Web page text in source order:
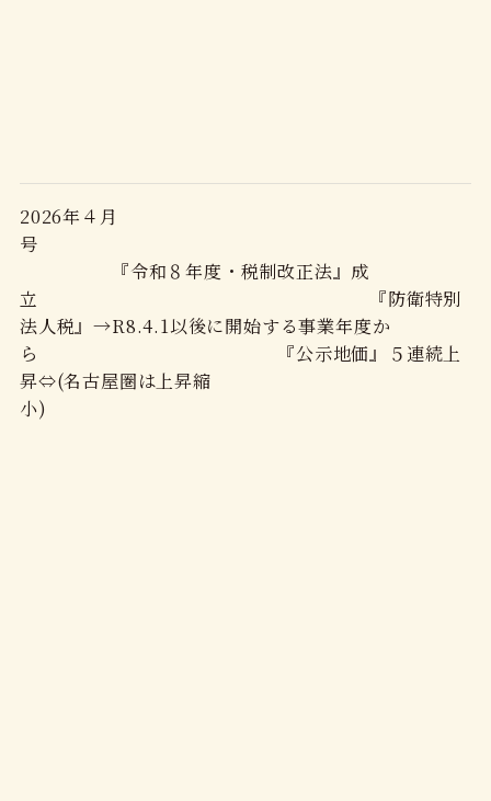
2026年４月
号
『令和８年度・税制改正法』成
立 『防衛特別
法人税』→R8.4.1以後に開始する事業年度か
ら 『公示地価』５連続上
昇⇔(名古屋圏は上昇縮
小)